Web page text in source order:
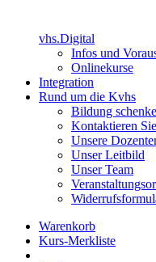
vhs.Digital
Infos und
Onlinekurse
Integration
Rund um die Kvhs
Bildung
Kontaktieren
Unsere
Unser Leitbild
Unser Team
Warenkorb
Kurs-Merkliste